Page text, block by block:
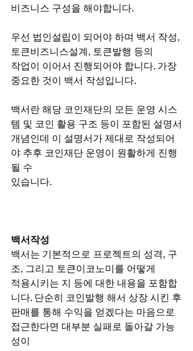
비즈니스 구성을 해야합니다.
우선 법인설립이 되어야 하며 백서 작성,
토큰비즈니스설계, 토큰발행 등의
작업이 이어서 진행되어야 합니다. 가장
중요한 것이 백서 작성입니다.
백서란 해당 코인재단의 모든 운영 시스
템 및 코인 활용 구조 등이 포함된 설명서
개념인데 이 설명서가 제대로 작성되어
야 추후 코인재단 운영이 원활하게 진행
될 수
있습니다.
백서작성
백서는 기본적으로 프로젝트의 성격, 구
조, 그리고 토큰이코노미를 어떻게
적용시키는 지 등에 대한 내용을 포함합
니다. 단순히 코인발행 해서 상장 시킨 후
판매를 통해 수익을 얻겠다는 마음으로
접근한다면 대부분 실패로 돌아갈 가능
성이